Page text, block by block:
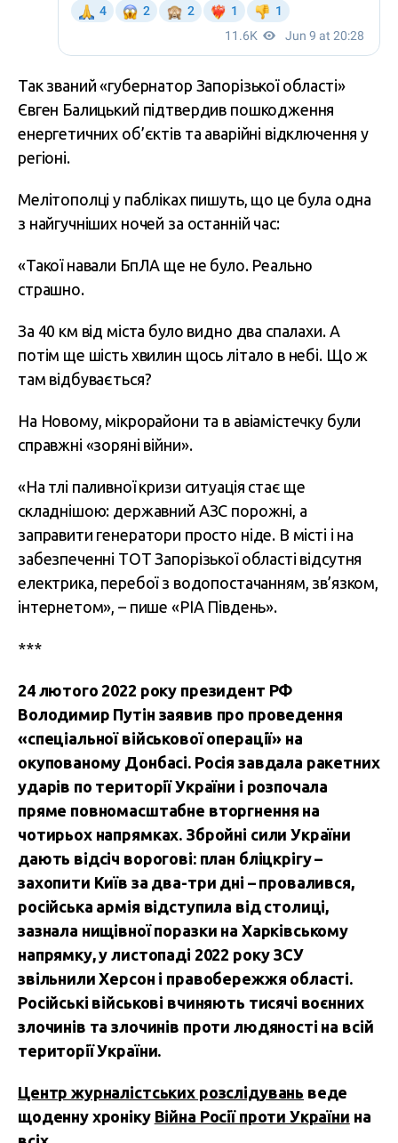
Так званий «губернатор Запорізької області»
Євген Балицький підтвердив пошкодження
енергетичних об’єктів та аварійні відключення у
регіоні.
Мелітополці у пабліках пишуть, що це була одна
з найгучніших ночей за останній час:
«Такої навали БпЛА ще не було. Реально
страшно.
За 40 км від міста було видно два спалахи. А
потім ще шість хвилин щось літало в небі. Що ж
там відбувається?
На Новому, мікрорайони та в авіамістечку були
справжні «зоряні війни».
«На тлі паливної кризи ситуація стає ще
складнішою: державний АЗС порожні, а
заправити генератори просто ніде. В місті і на
забезпеченні ТОТ Запорізької області відсутня
електрика, перебої з водопостачанням, зв’язком,
інтернетом», – пише «РІА Південь».
***
24 лютого 2022 року президент РФ
Володимир Путін заявив про проведення
«спеціальної військової операції» на
окупованому Донбасі. Росія завдала ракетних
ударів по території України і розпочала
пряме повномасштабне вторгнення на
чотирьох напрямках. Збройні сили України
дають відсіч ворогові: план бліцкрігу –
захопити Київ за два-три дні – провалився,
російська армія відступила від столиці,
зазнала нищівної поразки на Харківському
напрямку, у листопаді 2022 року ЗСУ
звільнили Херсон і правобережжя області.
Російські військові вчиняють тисячі воєнних
злочинів та злочинів проти людяності на всій
території України.
Центр журналістських розслідувань веде
щоденну хроніку Війна Росії проти України на